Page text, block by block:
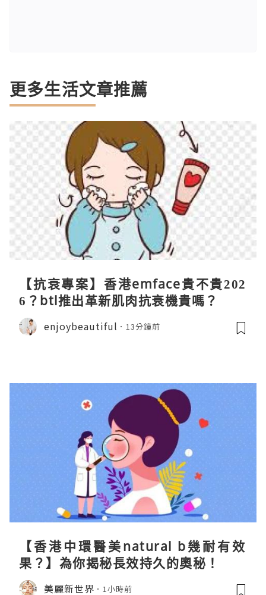
更多生活文章推薦
【抗衰專案】香港emface貴不貴202
6？btl推出革新肌肉抗衰機貴嗎？
enjoybeautiful 13分鐘前
【香港中環醫美natural b幾耐有效
果？】為你揭秘長效持久的奧秘！
美麗新世界 1小時前